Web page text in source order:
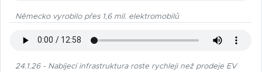
Německo vyrobilo přes 1,6 mil. elektromobilů
24.1.26 - Nabíjecí infrastruktura roste rychleji než prodeje EV